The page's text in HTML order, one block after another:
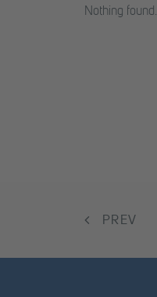
Nothing found.
PREV